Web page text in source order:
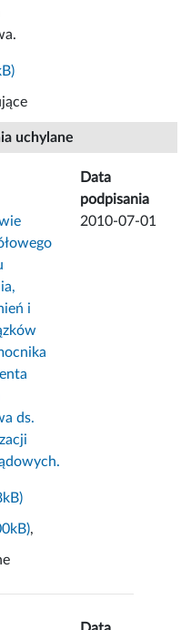
uchylane
Data
podpisania
i
ds.
2010-07-01
,